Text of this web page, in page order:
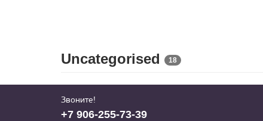
Uncategorised 18
Звоните!
+7 906-255-73-39